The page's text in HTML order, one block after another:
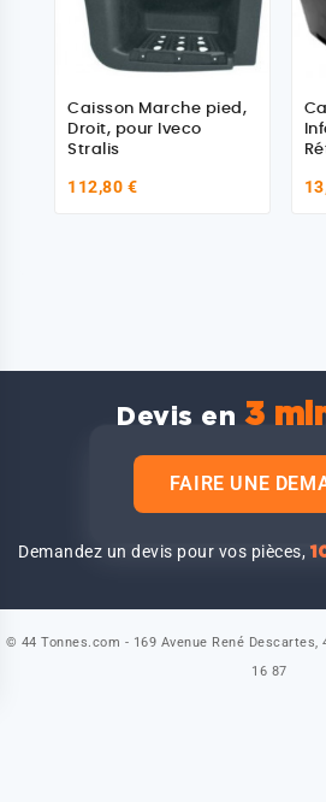
Caisson Marche pied,
Droit, pour Iveco
Stralis
112,80 €
Devis en 3
FAIRE UNE
Demandez un devis pour vos pièces,
© 44 Tonnes.com - 169 Avenue René Descartes,
16 87